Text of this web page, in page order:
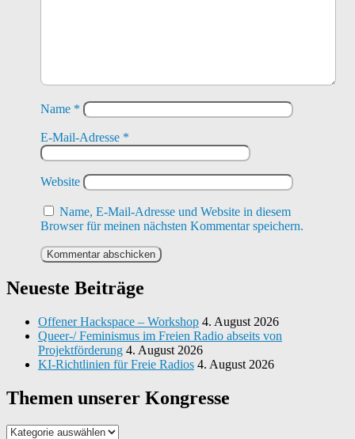
Name *
E-Mail-Adresse *
Website
Name, E-Mail-Adresse und Website in diesem
Browser für meinen nächsten Kommentar speichern.
Neueste Beiträge
Offener Hackspace – Workshop 4. August 2026
Queer-/ Feminismus im Freien Radio abseits von
Projektförderung 4. August 2026
KI-Richtlinien für Freie Radios 4. August 2026
Themen unserer Kongresse
Themen